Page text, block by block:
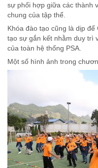
sự phối hợp giữa các thành
chung của tập thể.
Khóa đào tạo cũng là dịp để
tạo sự gắn kết nhằm duy trì
của toàn hệ thống PSA.
Một số hình ảnh trong